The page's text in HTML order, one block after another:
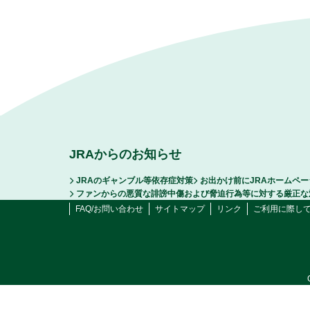
JRAからのお知らせ
JRAのギャンブル等依存症対策
お出かけ前にJRAホームペ
ファンからの悪質な誹謗中傷および脅迫行為等に対する厳正
FAQ/お問い合わせ
サイトマップ リンク ご利用に際し